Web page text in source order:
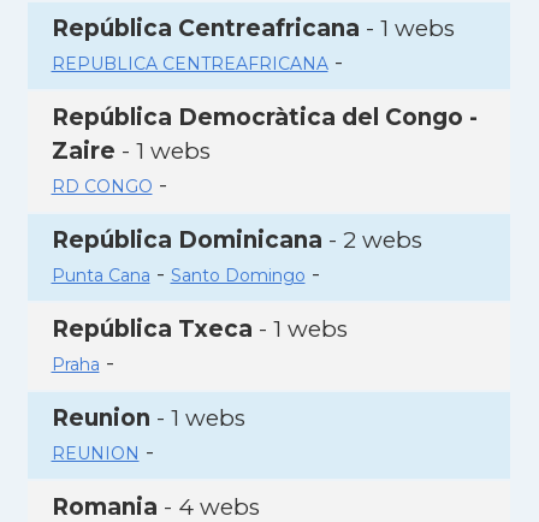
República Centreafricana - 1 webs
REPUBLICA CENTREAFRICANA-
República Democràtica del Congo -
Zaire - 1 webs
RD CONGO -
República Dominicana - 2 webs
Punta Cana - Santo Domingo -
República Txeca - 1 webs
Praha -
Reunion - 1 webs
REUNION -
Romania - 4 webs